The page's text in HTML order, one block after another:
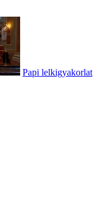
Papi lelkigyakorlat